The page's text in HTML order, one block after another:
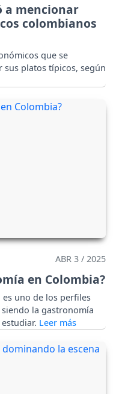
a mencionar
colombianos
que se
platos típicos, según
ABR 3 / 2025
en Colombia?
uno de los perfiles
la gastronomía